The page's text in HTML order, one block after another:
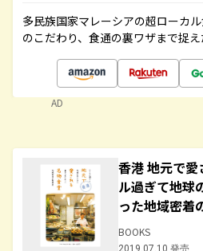
多民族国家マレーシアの超ローカ
のこだわり、食通の裏ワザまで捉え
AD
香港 地元で愛
ル過ぎて地球
った地域密着
BOOKS
2019.07.10 発売